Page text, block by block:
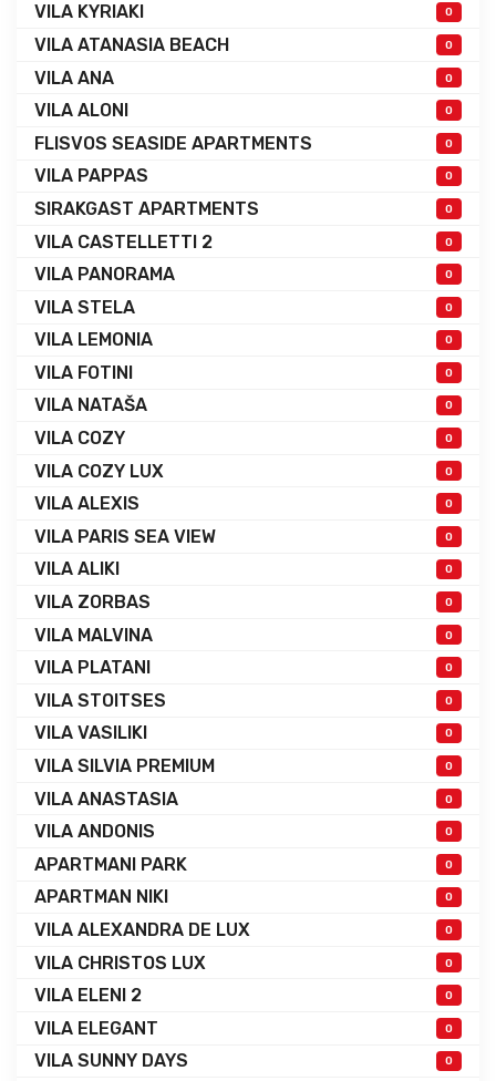
VILA KYRIAKI 0
VILA ATANASIA BEACH 0
VILA ANA 0
VILA ALONI 0
FLISVOS SEASIDE APARTMENTS 0
VILA PAPPAS 0
SIRAKGAST APARTMENTS 0
VILA CASTELLETTI 2 0
VILA PANORAMA 0
VILA STELA 0
VILA LEMONIA 0
VILA FOTINI 0
VILA NATAŠA 0
VILA COZY 0
VILA COZY LUX 0
VILA ALEXIS 0
VILA PARIS SEA VIEW 0
VILA ALIKI 0
VILA ZORBAS 0
VILA MALVINA 0
VILA PLATANI 0
VILA STOITSES 0
VILA VASILIKI 0
VILA SILVIA PREMIUM 0
VILA ANASTASIA 0
VILA ANDONIS 0
APARTMANI PARK 0
APARTMAN NIKI 0
VILA ALEXANDRA DE LUX 0
VILA CHRISTOS LUX 0
VILA ELENI 2 0
VILA ELEGANT 0
VILA SUNNY DAYS 0